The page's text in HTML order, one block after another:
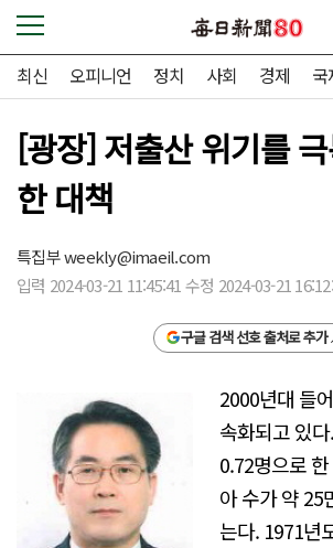
최신 오피니언 정치 사회 경제 국
[광장] 저출산 위기를
한 대책
특집부weekly@imaeil.com
입력 2024-03-21 11:45:41 수정 2024-03-21
구글 검색 선호 출처로 추가
2000년대 들
속화되고 있
0.72명으로
아 수가 약 25
는다. 1971년